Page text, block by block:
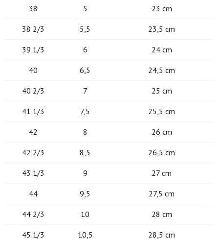
38 5 23 cm
38 2/3 5,5 23,5 cm
39 1/3 6 24 cm
40 6,5 24,5 cm
40 2/3 7 25 cm
41 1/3 7,5 25,5 cm
42 8 26 cm
42 2/3 8,5 26,5 cm
43 1/3 9 27 cm
44 9,5 27,5 cm
44 2/3 10 28 cm
45 1/3 10,5 28,5 cm